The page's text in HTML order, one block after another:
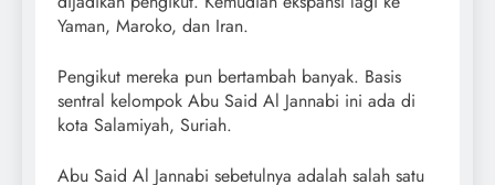
Yaman, Maroko, dan Iran.
Pengikut mereka pun bertambah banyak. Basis
sentral kelompok Abu Said Al Jannabi ini ada di
kota Salamiyah, Suriah.
Abu Said Al Jannabi sebetulnya adalah salah satu